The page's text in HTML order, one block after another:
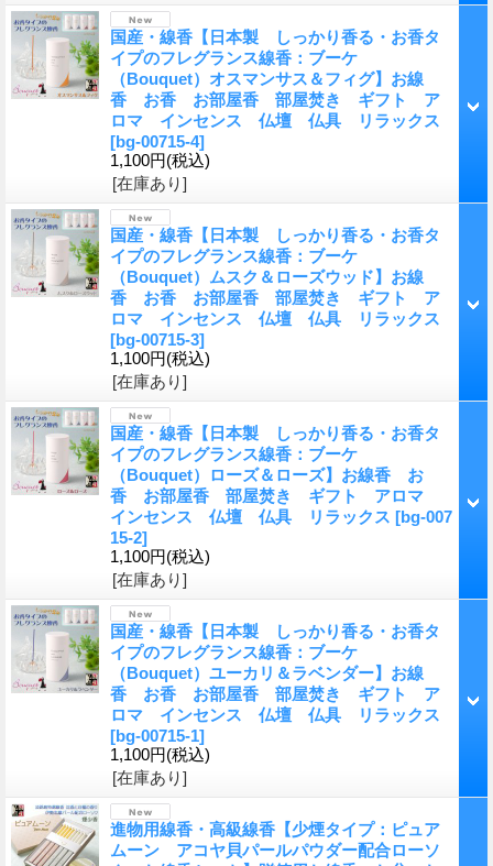
国産・線香【日本製 しっかり香る・お香タ
イプのフレグランス線香：ブーケ
（Bouquet）オスマンサス＆フィグ】お線
香 お香 お部屋香 部屋焚き ギフト ア
ロマ インセンス 仏壇 仏具 リラックス
[bg-00715-4]
1,100円(税込)
[在庫あり]
国産・線香【日本製 しっかり香る・お香タ
イプのフレグランス線香：ブーケ
（Bouquet）ムスク＆ローズウッド】お線
香 お香 お部屋香 部屋焚き ギフト ア
ロマ インセンス 仏壇 仏具 リラックス
[bg-00715-3]
1,100円(税込)
[在庫あり]
国産・線香【日本製 しっかり香る・お香タ
イプのフレグランス線香：ブーケ
（Bouquet）ローズ＆ローズ】お線香 お
香 お部屋香 部屋焚き ギフト アロマ
インセンス 仏壇 仏具 リラックス [bg-007
15-2]
1,100円(税込)
[在庫あり]
国産・線香【日本製 しっかり香る・お香タ
イプのフレグランス線香：ブーケ
（Bouquet）ユーカリ＆ラベンダー】お線
香 お香 お部屋香 部屋焚き ギフト ア
ロマ インセンス 仏壇 仏具 リラックス
[bg-00715-1]
1,100円(税込)
[在庫あり]
進物用線香・高級線香【少煙タイプ：ピュア
ムーン アコヤ貝パールパウダー配合ローソ